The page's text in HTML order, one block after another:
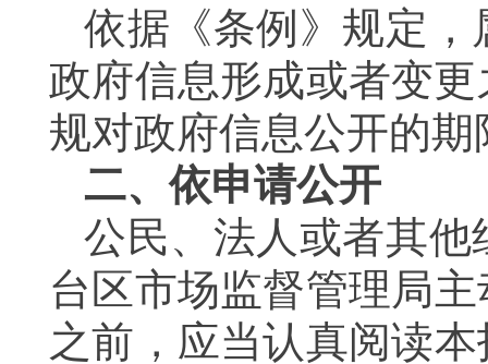
依据《条例》规定
政府信息形成或者变
规对政府信息公开的
二、依申请公开
公民、法人或者其
台区市场监督管理局
之前，应当认真阅读